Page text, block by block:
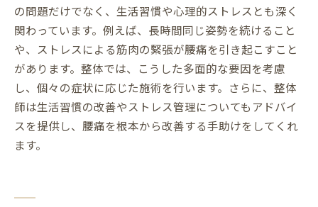
の問題だけでなく、生活習慣や心理的ストレスとも深く
関わっています。例えば、長時間同じ姿勢を続けること
や、ストレスによる筋肉の緊張が腰痛を引き起こすこと
があります。整体では、こうした多面的な要因を考慮
し、個々の症状に応じた施術を行います。さらに、整体
師は生活習慣の改善やストレス管理についてもアドバイ
スを提供し、腰痛を根本から改善する手助けをしてくれ
ます。